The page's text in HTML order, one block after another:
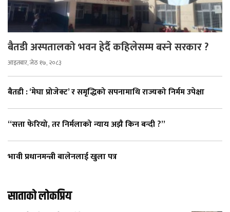
बैतडी अस्पतालको भवन हेर्दै कहिलेसम्म बस्ने सरकार ?
आइतबार, जेठ १७, २०८३
बैतडी : ‘मेघा प्रोजेक्ट’ र समृद्धिको सपनामाथि राज्यको निर्मम उपेक्षा
“सत्ता फेरियो, तर निर्मलाको न्याय अझै किन बन्दी ?”
भावी प्रधानमन्त्री बालेनलाई खुला पत्र
साताको लोकप्रिय